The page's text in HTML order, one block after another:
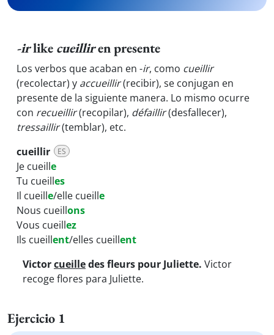
-irlike cueilliren presente
Los verbos que acaban en -ir, como cueillir
(recolectar) y accueillir(recibir), se conjugan en
presente de la siguiente manera. Lo mismo ocurre
con recueillir(recopilar), défaillir(desfallecer),
tressaillir(temblar), etc.
cueillir
ES
Je cueille
Tu cueilles
Il cueille/elle cueille
Nous cueillons
Vous cueillez
Ils cueillent/elles cueillent
Victorcueilledes fleurs pour Juliette. Victor
recoge flores para Juliette.
Ejercicio 1